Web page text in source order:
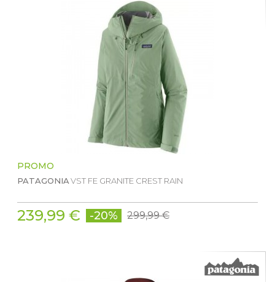
PROMO
PATAGONIAVST FE GRANITE CREST RAIN
239,99 € -20% 299,99 €